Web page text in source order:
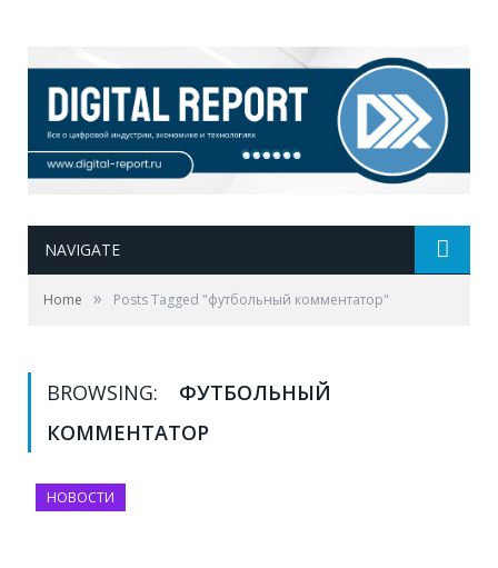
NAVIGATE
Home » Posts Tagged "футбольный комментатор"
BROWSING:
ФУТБОЛЬНЫЙ
КОММЕНТАТОР
НОВОСТИ